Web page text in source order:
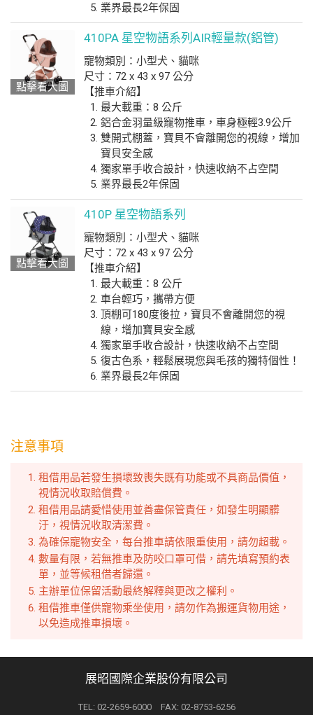
業界最長2年保固
點擊看大圖
410PA 星空物語系列AIR輕量款(鋁管)
寵物類別：小型犬、貓咪
尺寸：72 x 43 x 97 公分
【推車介紹】
最大載重：8 公斤
鋁合金羽量級寵物推車，車身極輕3.9公斤
雙開式棚蓋，寶貝不會離開您的視線，增加
寶貝安全感
獨家單手收合設計，快速收納不占空間
業界最長2年保固
點擊看大圖
410P 星空物語系列
寵物類別：小型犬、貓咪
尺寸：72 x 43 x 97 公分
【推車介紹】
最大載重：8 公斤
車台輕巧，攜帶方便
頂棚可180度後拉，寶貝不會離開您的視
線，增加寶貝安全感
獨家單手收合設計，快速收納不占空間
復古色系，輕鬆展現您與毛孩的獨特個性！
業界最長2年保固
注意事項
租借用品若發生損壞致喪失既有功能或不具商品價值，
視情況收取賠償費。
租借用品請愛惜使用並善盡保管責任，如發生明顯髒
汙，視情況收取清潔費。
為確保寵物安全，每台推車請依限重使用，請勿超載。
數量有限，若無推車及防咬口罩可借，請先填寫預約表
單，並等候租借者歸還。
主辦單位保留活動最終解釋與更改之權利。
租借推車僅供寵物乘坐使用，請勿作為搬運貨物用途，
以免造成推車損壞。
展昭國際企業股份有限公司
TEL: 02-2659-6000 FAX: 02-8753-6256